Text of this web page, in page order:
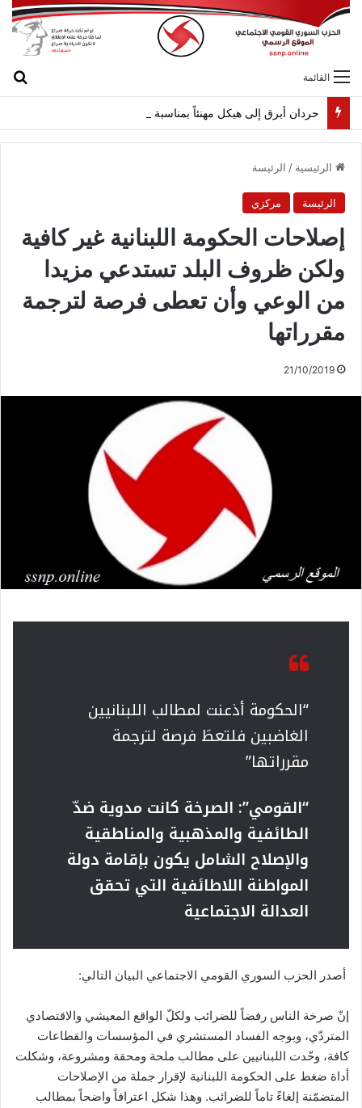
القائمة
حردان أبرق إلى هيكل مهنئاً بمناسبة عيد الجيش
الرئيسية / الرئيسة
الرئيسة مركزي
إصلاحات الحكومة اللبنانية غير كافية
ولكن ظروف البلد تستدعي مزيدا
من الوعي وأن تعطى فرصة لترجمة
مقرراتها
21/10/2019
“الحكومة أذعنت لمطالب اللبنانيين
الغاضبين فلتعطَ فرصة لترجمة
مقرراتها”
“القومي”: الصرخة كانت مدوية ضدّ
الطائفية والمذهبية والمناطقية
والإصلاح الشامل يكون بإقامة دولة
المواطنة اللاطائفية التي تحقق
العدالة الاجتماعية
أصدر الحزب السوري القومي الاجتماعي البيان التالي:
إنّ صرخة الناس رفضاً للضرائب ولكلّ الواقع المعيشي والاقتصادي
المتردّي، وبوجه الفساد المستشري في المؤسسات والقطاعات
كافة، وحّدت اللبنانيين على مطالب ملحة ومحقة ومشروعة، وشكلت
أداة ضغط على الحكومة اللبنانية لإقرار جملة من الإصلاحات
المتضمّنة إلغاءً تاماً للضرائب. وهذا شكل اعترافاً واضحاً بمطالب